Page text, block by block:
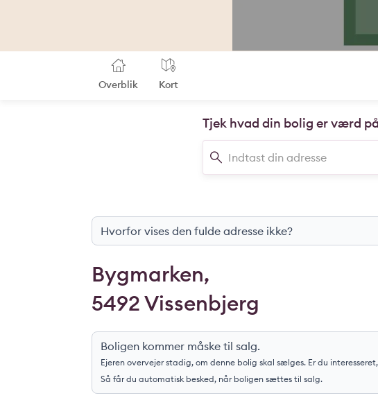
Overblik Kort
Tjek hvad din bolig er værd
Hvorfor vises den fulde adresse ikke?
Bygmarken,
5492 Vissenbjerg
Boligen kommer måske til salg.
Ejeren overvejer stadig, om denne bolig skal sælges. Er du
Så får du automatisk besked, når boligen sættes til salg.